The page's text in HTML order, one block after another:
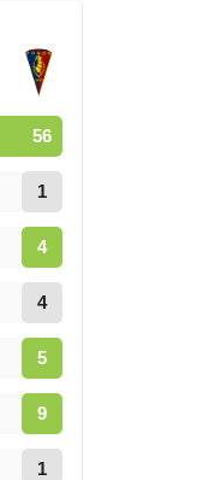
56
1
4
4
5
9
1